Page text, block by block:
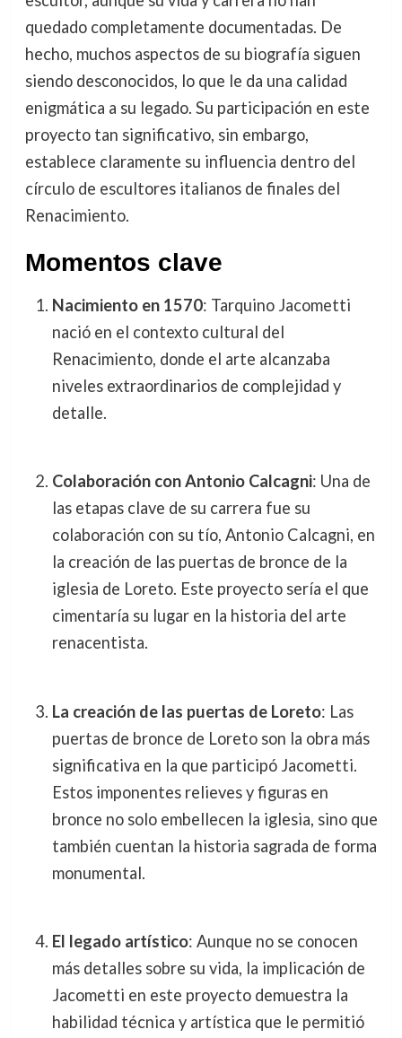
quedado completamente documentadas. De
hecho, muchos aspectos de su biografía siguen
siendo desconocidos, lo que le da una calidad
enigmática a su legado. Su participación en este
proyecto tan significativo, sin embargo,
establece claramente su influencia dentro del
círculo de escultores italianos de finales del
Renacimiento.
Momentos clave
Nacimiento en 1570: Tarquino Jacometti
nació en el contexto cultural del
Renacimiento, donde el arte alcanzaba
niveles extraordinarios de complejidad y
detalle.
Colaboración con Antonio Calcagni: Una de
las etapas clave de su carrera fue su
colaboración con su tío, Antonio Calcagni, en
la creación de las puertas de bronce de la
iglesia de Loreto. Este proyecto sería el que
cimentaría su lugar en la historia del arte
renacentista.
La creación de las puertas de Loreto: Las
puertas de bronce de Loreto son la obra más
significativa en la que participó Jacometti.
Estos imponentes relieves y figuras en
bronce no solo embellecen la iglesia, sino que
también cuentan la historia sagrada de forma
monumental.
El legado artístico: Aunque no se conocen
más detalles sobre su vida, la implicación de
Jacometti en este proyecto demuestra la
habilidad técnica y artística que le permitió